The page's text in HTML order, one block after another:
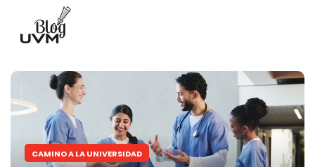
CAMINO A LA UNIVERSIDAD